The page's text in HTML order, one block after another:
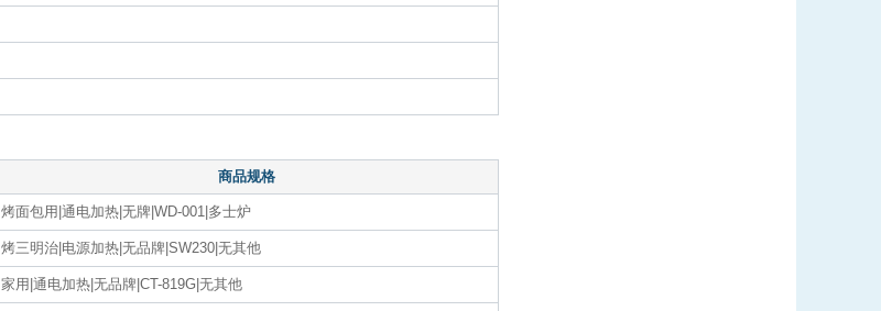
商品规格
烤面包用|通电加热|无牌|WD-001|多士炉
烤三明治|电源加热|无品牌|SW230|无其他
家用|通电加热|无品牌|CT-819G|无其他